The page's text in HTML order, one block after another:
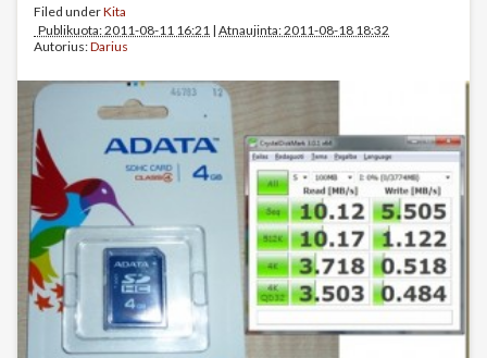
Filed underKita
Publikuota: 2011-08-11 16:21 | Atnaujinta: 2011-08-18 18:32
Autorius:Darius